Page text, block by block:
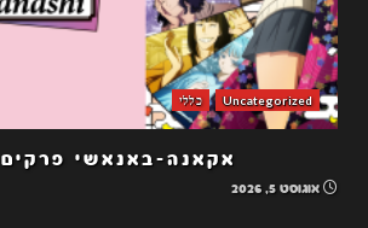
Uncategorized כללי
אקאנה-באנאשי פרקים 6-1
אוגוסט 5, 2026